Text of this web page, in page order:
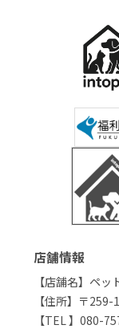
店舗情報
【店舗名】ペ
【住所】〒
【TEL 】080-